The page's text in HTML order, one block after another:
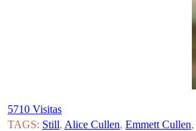
5710 Visitas
TAGS: Still, Alice Cullen, Emmett Cullen,